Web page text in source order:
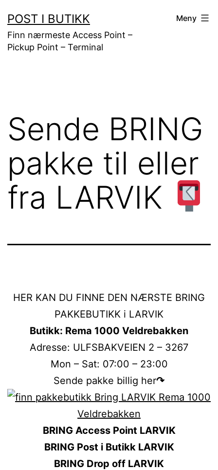
til
innhold
POST I BUTIKK
Finn nærmeste Access Point –
Pickup Point – Terminal
Meny
Sende BRING
pakke til eller
fra LARVIK
HER KAN DU FINNE DEN NÆRSTE BRING
PAKKEBUTIKK i LARVIK
Butikk: Rema 1000 Veldrebakken
Adresse: ULFSBAKVEIEN 2 – 3267
Mon – Sat: 07:00 – 23:00
Sende pakke billig her↷
BRING Access Point LARVIK
BRING Post i Butikk LARVIK
BRING Drop off LARVIK